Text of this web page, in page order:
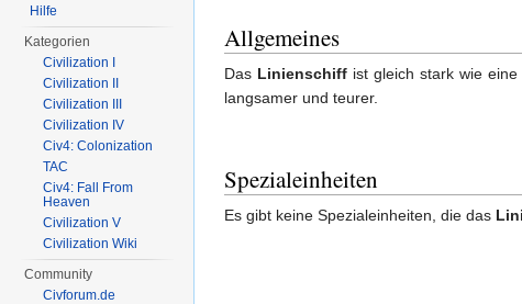
Allgemeines
Das Linienschiffist gleich stark wie eine
langsamer und teurer.
Spezialeinheiten
Es gibt keine Spezialeinheiten, die das
Hilfe
Kategorien
Civilization I
Civilization II
Civilization III
Civilization IV
Civ4: Colonization
TAC
Civ4: Fall From
Heaven
Civilization V
Civilization Wiki
Community
Civforum.de